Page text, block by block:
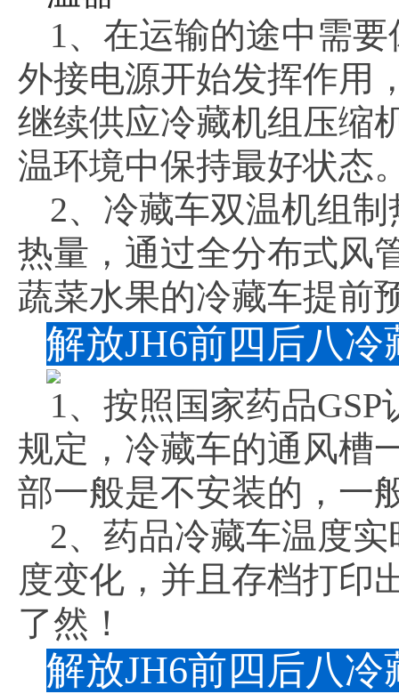
1、在运输的途中需
外接电源开始发挥作用
继续供应冷藏机组压缩
温环境中保持最好状态
2、冷藏车双温机组
热量，通过全分布式风
蔬菜水果的冷藏车提前
解放JH6前四后八
1、按照国家药品
规定，冷藏车的通风槽
部一般是不安装的，一
2、药品冷藏车温度
度变化，并且存档打印
了然！
解放JH6前四后八